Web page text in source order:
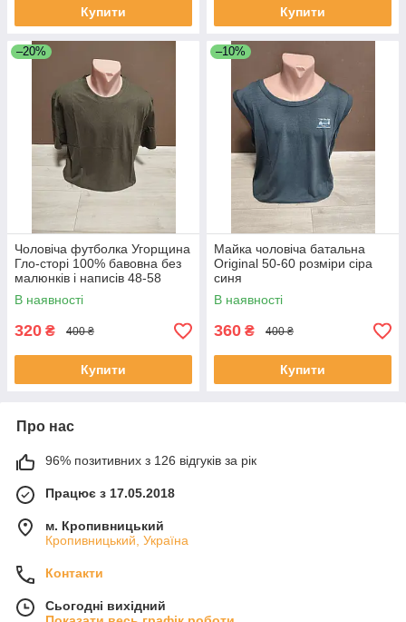
Купити Купити
–20%
Чоловіча футболка Угорщина
Гло-сторі 100% бавовна без
малюнків і написів 48-58
розміри хакі, сірий
В наявності
320 ₴ 400 ₴
Купити
–10%
Майка чоловіча батальна
Original 50-60 розміри сіра
синя
В наявності
360 ₴ 400 ₴
Купити
Про нас
96% позитивних з 126 відгуків за рік
Працює з 17.05.2018
м. Кропивницький
Кропивницький, Україна
Контакти
Сьогодні вихідний